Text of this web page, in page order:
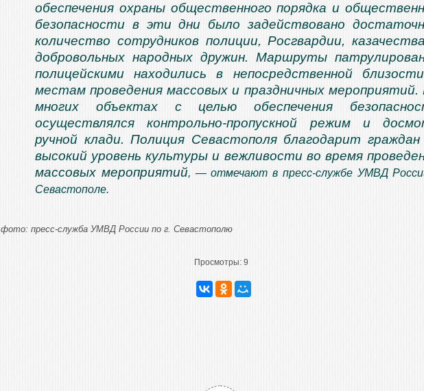
обеспечения охраны общественного порядка и
безопасности в эти дни было задействовано
количество сотрудников полиции, Росгвардии,
добровольных народных дружин. Маршруты
полицейскими находились в непосредственной
местам проведения массовых и праздничных мероприятий.
многих объектах с целью обеспечения
осуществлялся контрольно-пропускной режим и
ручной клади. Полиция Севастополя благодарит граждан
высокий уровень культуры и вежливости во время
массовых мероприятий, — отмечают в пресс-службе УМВД
Севастополе.
фото: пресс-служба УМВД России по г. Севастополю
Просмотры: 9